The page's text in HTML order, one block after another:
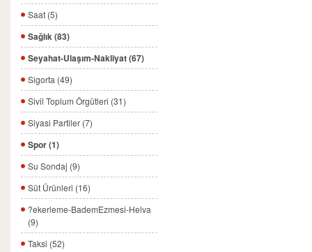
Saat (5)
Sağlık (83)
Seyahat-Ulaşım-Nakliyat (67)
Sigorta (49)
Sivil Toplum Örgütleri (31)
Siyasi Partiler (7)
Spor (1)
Su Sondaj (9)
Süt Ürünleri (16)
?ekerleme-BademEzmesi-Helva
(9)
Taksi (52)